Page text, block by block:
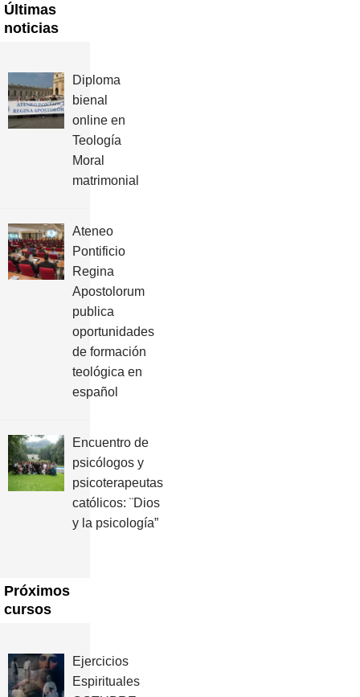
Últimas
noticias
Diploma
bienal
online en
Teología
Moral
matrimonial
Ateneo
Pontificio
Regina
Apostolorum
publica
oportunidades
de formación
teológica en
español
Encuentro de
psicólogos y
psicoterapeutas
católicos: ¨Dios
y la psicología”
Próximos
cursos
Ejercicios
Espirituales